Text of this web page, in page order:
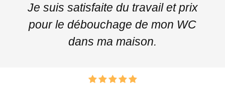
Je suis satisfaite du travail et prix
pour le débouchage de mon WC
dans ma maison.